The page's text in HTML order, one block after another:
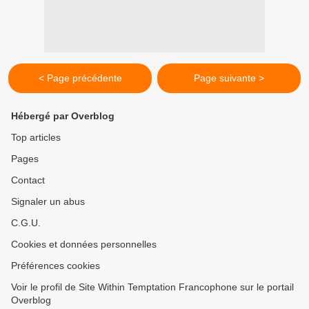
< Page précédente Page suivante >
Hébergé par Overblog
Top articles
Pages
Contact
Signaler un abus
C.G.U.
Cookies et données personnelles
Préférences cookies
Voir le profil de Site Within Temptation Francophone sur le portail
Overblog